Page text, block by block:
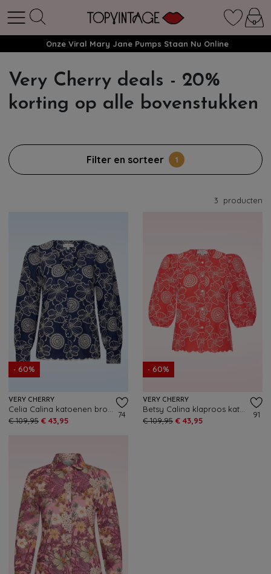
Onze Viral Mary Jane Pumps Staan Nu Online
Very Cherry deals - 20%
korting op alle bovenstukken
Filter en sorteer 1
3 producten
- 60%
VERY CHERRY
€ 109,95 € 43,95
74
- 60%
VERY CHERRY
€ 109,95 € 43,95
91